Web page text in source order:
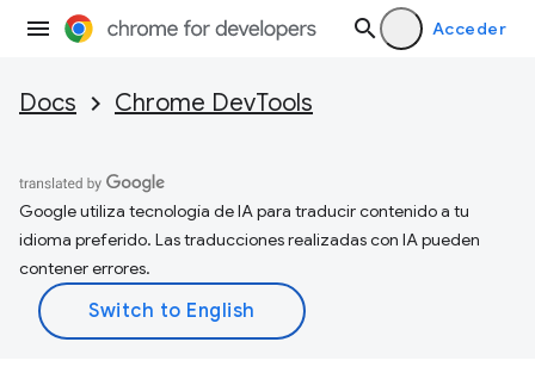
Acceder
Docs Chrome DevTools
Google utiliza tecnología de IA para traducir contenido a tu
idioma preferido. Las traducciones realizadas con IA pueden
contener errores.